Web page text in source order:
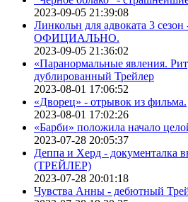
2023-09-05 21:39:08
Линкольн для адвоката 3 сезон
ОФИЦИАЛЬНО.
2023-09-05 21:36:02
«Паранормальные явления.
дублированный Трейлер
2023-08-01 17:06:52
«Дворец» - отрывок из фильма.
2023-08-01 17:02:26
«Барби» положила начало
2023-07-28 20:05:37
Деппа и Херд - документалка
(ТРЕЙЛЕР)
2023-07-28 20:01:18
Чувства Анны - дебютный